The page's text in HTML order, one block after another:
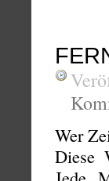
Wer
Diese